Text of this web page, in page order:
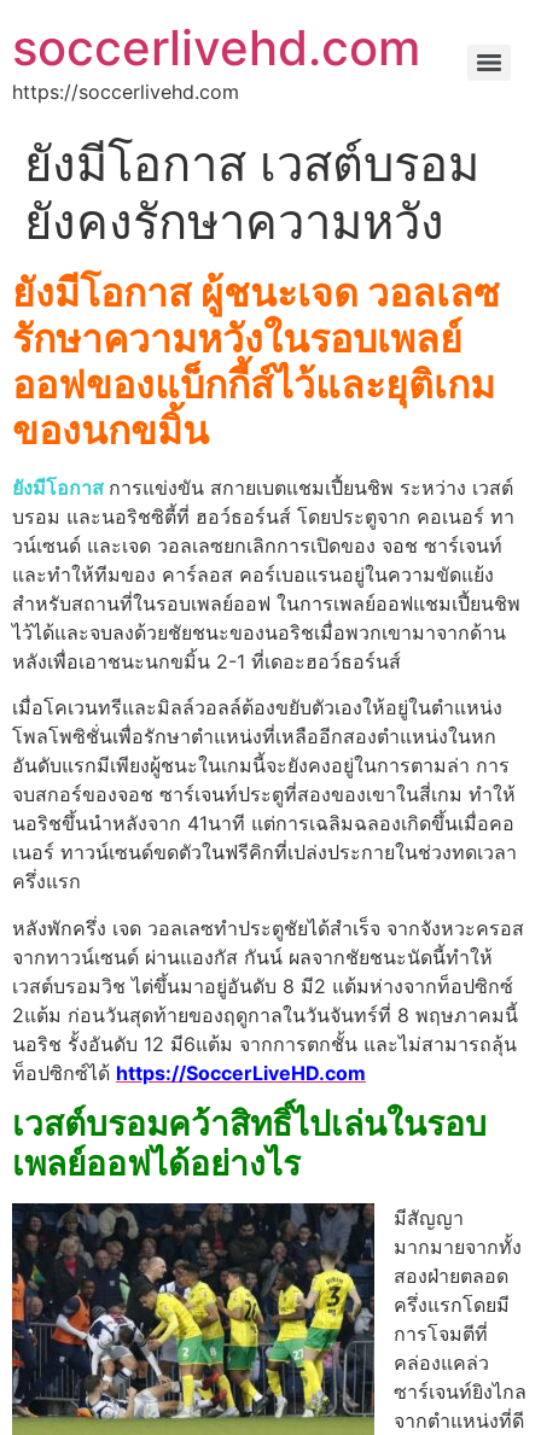
soccerlivehd.com
https://soccerlivehd.com
ยังมีโอกาส เวสต์บรอม
ยังคงรักษาความหวัง
ยังมีโอกาส ผู้ชนะเจด วอลเลซ
รักษาความหวังในรอบเพลย์
ออฟของแบ็กกี้ส์ไว้และยุติเกม
ของนกขมิ้น
ยังมีโอกาส การแข่งขัน สกายเบตแชมเปี้ยนชิพ ระหว่าง เวสต์
บรอม และนอริชซิตี้ที่ ฮอว์ธอร์นส์ โดยประตูจาก คอเนอร์ ทา
วน์เซนด์ และเจด วอลเลซยกเลิกการเปิดของ จอช ซาร์เจนท์
และทําให้ทีมของ คาร์ลอส คอร์เบอแรนอยู่ในความขัดแย้ง
สําหรับสถานที่ในรอบเพลย์ออฟ ในการเพลย์ออฟแชมเปี้ยนชิพ
ไว้ได้และจบลงด้วยชัยชนะของนอริชเมื่อพวกเขามาจากด้าน
หลังเพื่อเอาชนะนกขมิ้น 2-1 ที่เดอะฮอว์ธอร์นส์
เมื่อโคเวนทรีและมิลล์วอลล์ต้องขยับตัวเองให้อยู่ในตําแหน่ง
โพลโพซิชั่นเพื่อรักษาตําแหน่งที่เหลืออีกสองตําแหน่งในหก
อันดับแรกมีเพียงผู้ชนะในเกมนี้จะยังคงอยู่ในการตามล่า การ
จบสกอร์ของจอช ซาร์เจนท์ประตูที่สองของเขาในสี่เกม ทําให้
นอริชขึ้นนําหลังจาก 41นาที แต่การเฉลิมฉลองเกิดขึ้นเมื่อคอ
เนอร์ ทาวน์เซนด์ขดตัวในฟรีคิกที่เปล่งประกายในช่วงทดเวลา
ครึ่งแรก
หลังพักครึ่ง เจด วอลเลซทําประตูชัยได้สําเร็จ จากจังหวะครอส
จากทาวน์เซนด์ ผ่านแองกัส กันน์ ผลจากชัยชนะนัดนี้ทําให้
เวสต์บรอมวิช ไต่ขึ้นมาอยู่อันดับ 8 มี2 แต้มห่างจากท็อปซิกซ์
2แต้ม ก่อนวันสุดท้ายของฤดูกาลในวันจันทร์ที่ 8 พฤษภาคมนี้
นอริช รั้งอันดับ 12 มี6แต้ม จากการตกชั้น และไม่สามารถลุ้น
ท็อปซิกซ์ได้ https://SoccerLiveHD.com
เวสต์บรอมคว้าสิทธิ์ไปเล่นในรอบ
เพลย์ออฟได้อย่างไร
มีสัญญา
มากมายจากทั้ง
สองฝ่ายตลอด
ครึ่งแรกโดยมี
การโจมตีที่
คล่องแคล่ว
ซาร์เจนท์ยิงไกล
จากตําแหน่งที่ดี